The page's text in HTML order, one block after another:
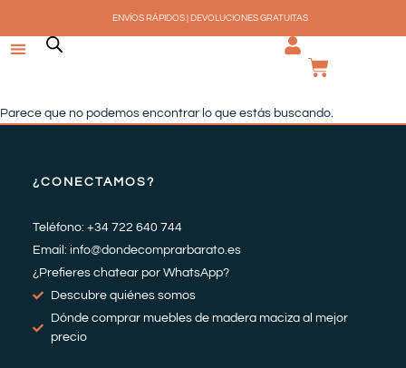
contenido
ENVÍOS RÁPIDOS | DEVOLUCIONES GRATUITAS
Parece que no podemos encontrar lo que estás buscando.
¿CONECTAMOS?
Teléfono: +34 722 640 744
Email: info@dondecomprarbarato.es
¿Prefieres chatear por WhatsApp?
Descubre quiénes somos
Dónde comprar muebles de madera maciza al mejor
precio